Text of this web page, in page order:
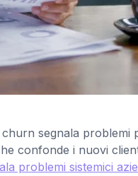
segnala problemi
confonde i nuovi
problemi sistemici